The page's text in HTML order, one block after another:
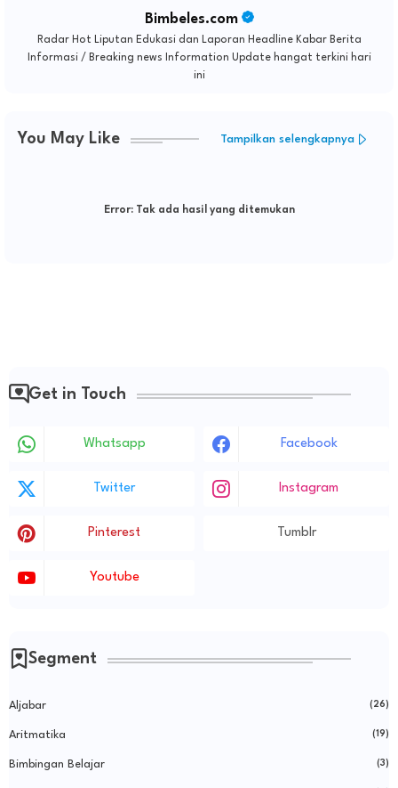
Bimbeles.com
Radar Hot Liputan Edukasi dan Laporan Headline Kabar Berita
Informasi / Breaking news Information Update hangat terkini hari
ini
You May Like Tampilkan selengkapnya
Error:Tak ada hasil yang ditemukan
Get in Touch
Whatsapp Facebook
Twitter Instagram
Pinterest Tumblr
Youtube
Segment
Aljabar (26)
Aritmatika (19)
Bimbingan Belajar (3)